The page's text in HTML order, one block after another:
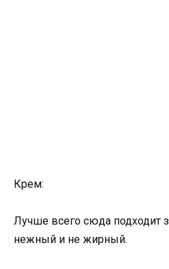
Крем:
Лучше всего сюда подходит
нежный и не жирный.